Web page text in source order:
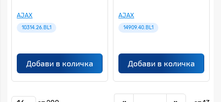
AJAX
10314.26.BL1
Добави в количка
AJAX
14909.40.BL1
Добави в количка